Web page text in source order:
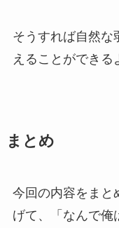
そうすれば自然な
えることができる
まとめ
今回の内容をまと
げて 、「なんで俺